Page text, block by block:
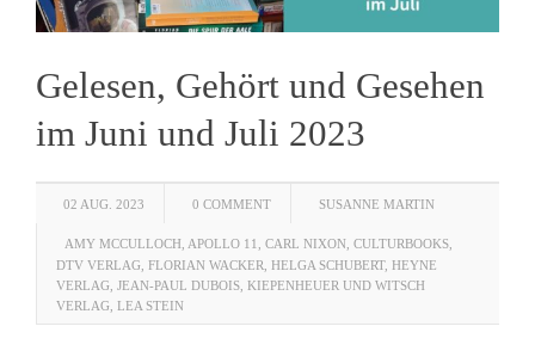
Gelesen, Gehört und Gesehen
im Juni und Juli 2023
02 AUG. 2023 0 COMMENT SUSANNE MARTIN
AMY MCCULLOCH APOLLO 11 CARL NIXON CULTURBOOKS
DTV VERLAG FLORIAN WACKER HELGA SCHUBERT, HEYNE
VERLAG JEAN-PAUL DUBOIS KIEPENHEUER UND WITSCH
VERLAG LEA STEIN